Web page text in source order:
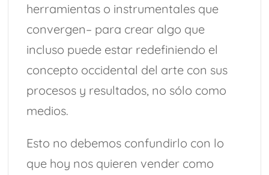
herramientas o instrumentales que
convergen– para crear algo que
incluso puede estar redefiniendo el
concepto occidental del arte con sus
procesos y resultados, no sólo como
medios.
Esto no debemos confundirlo con lo
que hoy nos quieren vender como